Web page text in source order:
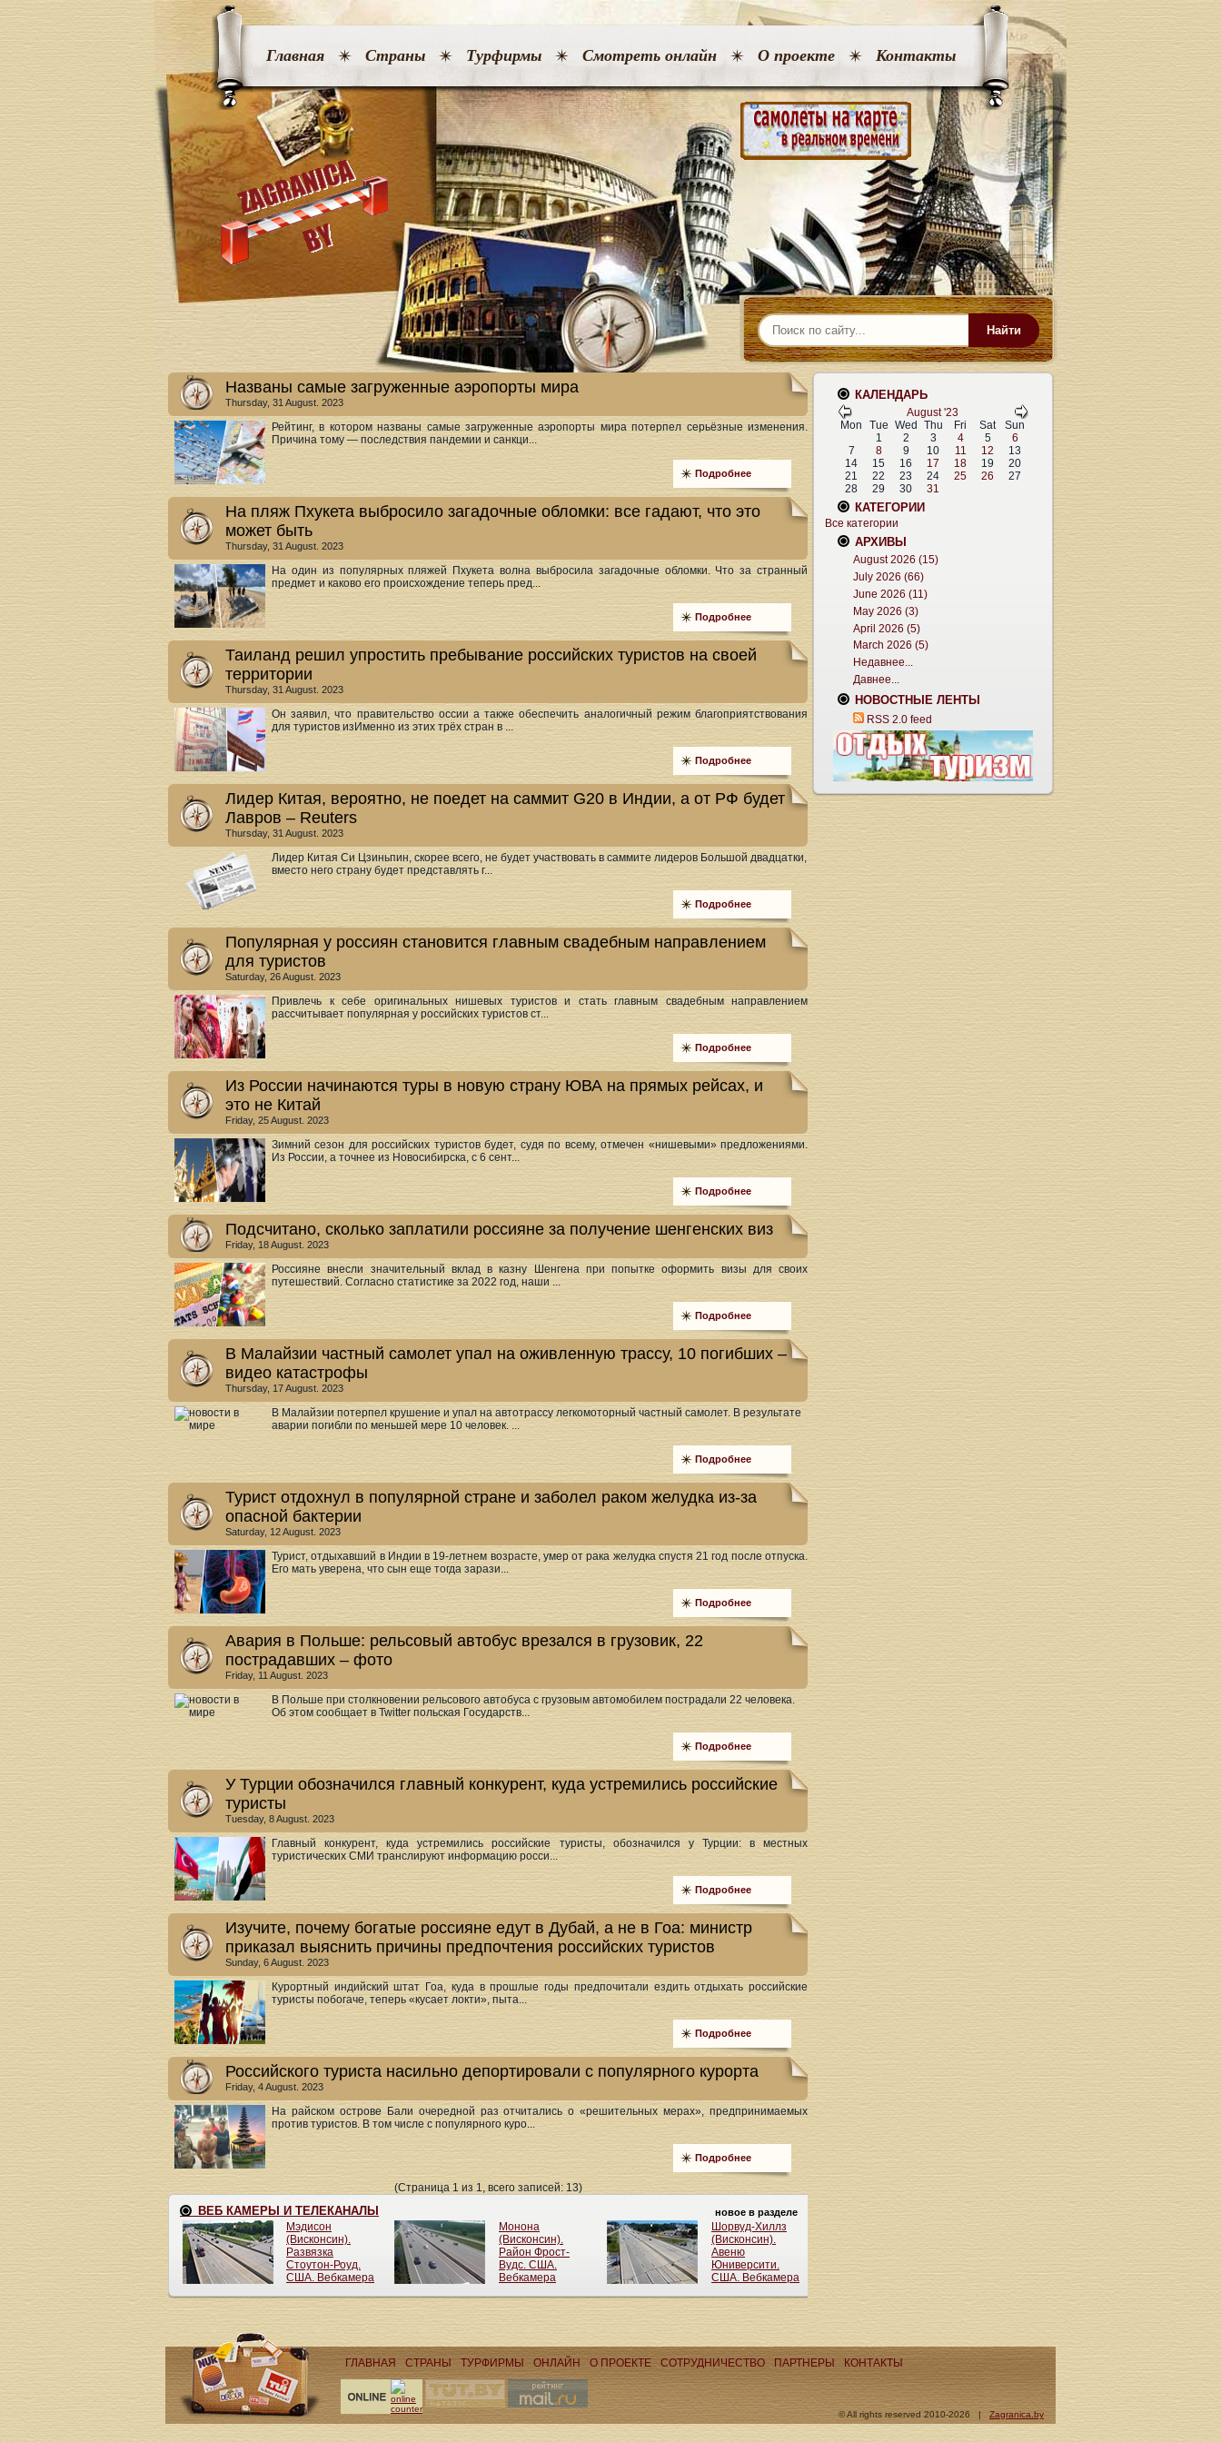
Главная Страны Турфирмы Смотреть онлайн О проекте Контакты
Найти
Названы самые загруженные аэропорты мира
Thursday, 31 August. 2023
Рейтинг, в котором названы самые загруженные аэропорты мира потерпел серьёзные изменения.
Причина тому — последствия пандемии и санкци...
Подробнее
На пляж Пхукета выбросило загадочные обломки: все гадают, что это
может быть
Thursday, 31 August. 2023
На один из популярных пляжей Пхукета волна выбросила загадочные обломки. Что за странный
предмет и каково его происхождение теперь пред...
Подробнее
Таиланд решил упростить пребывание российских туристов на своей
территории
Thursday, 31 August. 2023
Он заявил, что правительство оссии а также обеспечить аналогичный режим благоприятствования
для туристов изИменно из этих трёх стран в ...
Подробнее
Лидер Китая, вероятно, не поедет на саммит G20 в Индии, а от РФ будет
Лавров – Reuters
Thursday, 31 August. 2023
Лидер Китая Си Цзиньпин, скорее всего, не будет участвовать в саммите лидеров Большой двадцатки,
вместо него страну будет представлять г...
Подробнее
Популярная у россиян становится главным свадебным направлением
для туристов
Saturday, 26 August. 2023
Привлечь к себе оригинальных нишевых туристов и стать главным свадебным направлением
рассчитывает популярная у российских туристов ст...
Подробнее
Из России начинаются туры в новую страну ЮВА на прямых рейсах, и
это не Китай
Friday, 25 August. 2023
Зимний сезон для российских туристов будет, судя по всему, отмечен «нишевыми» предложениями.
Из России, а точнее из Новосибирска, с 6 сент...
Подробнее
Подсчитано, сколько заплатили россияне за получение шенгенских виз
Friday, 18 August. 2023
Россияне внесли значительный вклад в казну Шенгена при попытке оформить визы для своих
путешествий. Согласно статистике за 2022 год, наши ...
Подробнее
В Малайзии частный самолет упал на оживленную трассу, 10 погибших –
видео катастрофы
Thursday, 17 August. 2023
В Малайзии потерпел крушение и упал на автотрассу легкомоторный частный самолет. В результате
аварии погибли по меньшей мере 10 человек. ...
Подробнее
Турист отдохнул в популярной стране и заболел раком желудка из-за
опасной бактерии
Saturday, 12 August. 2023
Турист, отдыхавший в Индии в 19-летнем возрасте, умер от рака желудка спустя 21 год после отпуска.
Его мать уверена, что сын еще тогда зарази...
Подробнее
Авария в Польше: рельсовый автобус врезался в грузовик, 22
пострадавших – фото
Friday, 11 August. 2023
В Польше при столкновении рельсового автобуса с грузовым автомобилем пострадали 22 человека.
Об этом сообщает в Twitter польская Государств...
Подробнее
У Турции обозначился главный конкурент, куда устремились российские
туристы
Tuesday, 8 August. 2023
Главный конкурент, куда устремились российские туристы, обозначился у Турции: в местных
туристических СМИ транслируют информацию росси...
Подробнее
Изучите, почему богатые россияне едут в Дубай, а не в Гоа: министр
приказал выяснить причины предпочтения российских туристов
Sunday, 6 August. 2023
Курортный индийский штат Гоа, куда в прошлые годы предпочитали ездить отдыхать российские
туристы побогаче, теперь «кусает локти», пыта...
Подробнее
Российского туриста насильно депортировали с популярного курорта
Friday, 4 August. 2023
На райском острове Бали очередной раз отчитались о «решительных мерах», предпринимаемых
против туристов. В том числе с популярного куро...
Подробнее
(Страница 1 из 1, всего записей: 13)
КАЛЕНДАРЬ
August '23
Mon
Tue Wed Thu Fri Sat
Sun
1
2 3 4 5
6
7
8 9 10 11 12
13
14
15 16 17 18 19
20
21
22 23 24 25 26
27
28
29 30 31
КАТЕГОРИИ
Все категории
АРХИВЫ
August 2026 (15)
July 2026 (66)
June 2026 (11)
May 2026 (3)
April 2026 (5)
March 2026 (5)
Недавнее...
Давнее...
НОВОСТНЫЕ ЛЕНТЫ
RSS 2.0 feed
ГЛАВНАЯ СТРАНЫ ТУРФИРМЫ ОНЛАЙН О ПРОЕКТЕ CОТРУДНИЧЕСТВО ПАРТНЕРЫ КОНТАКТЫ
© All rights reserved 2010-2026 | Zagranica.by